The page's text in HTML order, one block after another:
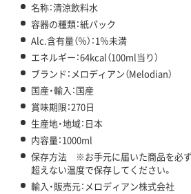
名称：清涼飲料水
容器の種類：紙パック
Alc.含有量（％）：1％未満
エネルギー：64kcal（100ml当り）
ブランド：メロディアン（Melodian）
国産・輸入：国産
賞味期限：270日
生産地・地域：日本
内容量：1000ml
保存方法 ※お手元に届いた商品を必ず
超えない温度で保存してください。
輸入・販売元：メロディアン株式会社